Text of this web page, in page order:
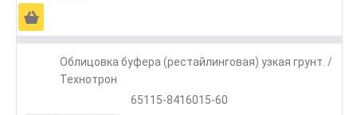
Ä
Облицовка буфера (рестайлинговая) узкая грунт. /
Технотрон
65115-8416015-60